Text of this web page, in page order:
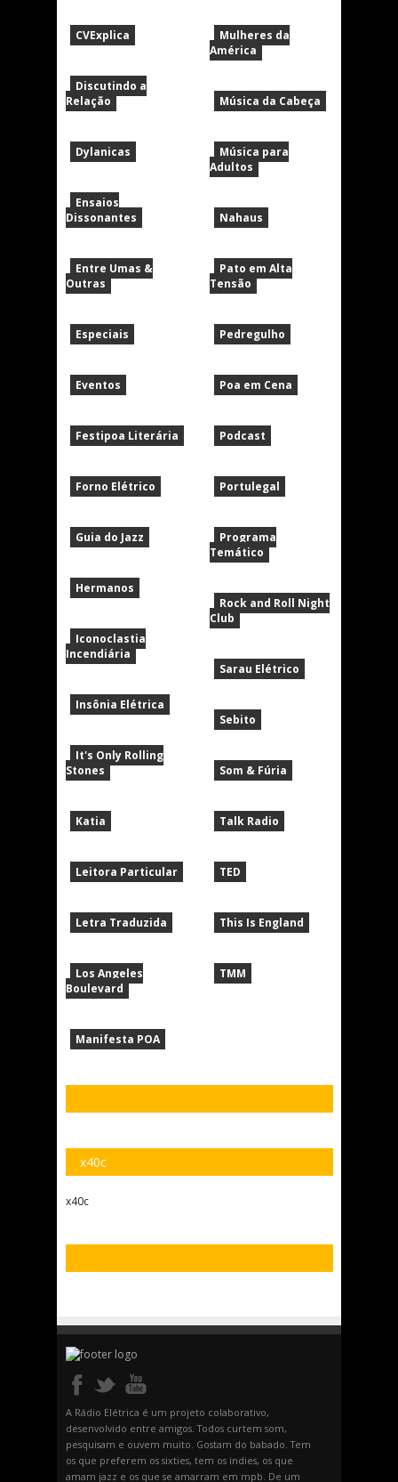
CVExplica
Discutindo a
Relação
Dylanicas
Ensaios
Dissonantes
Entre Umas &
Outras
Especiais
Eventos
Festipoa Literária
Forno Elétrico
Guia do Jazz
Hermanos
Iconoclastia
Incendiária
Insônia Elétrica
It's Only Rolling
Stones
Katia
Leitora Particular
Letra Traduzida
Los Angeles
Boulevard
Manifesta POA
Mulheres da
América
Música da Cabeça
Música para
Adultos
Nahaus
Pato em Alta
Tensão
Pedregulho
Poa em Cena
Podcast
Portulegal
Programa
Temático
Rock and Roll Night
Club
Sarau Elétrico
Sebito
Som & Fúria
Talk Radio
TED
This Is England
TMM
x40c
x40c
A Rádio Elétrica é um projeto colaborativo,
desenvolvido entre amigos. Todos curtem som,
pesquisam e ouvem muito. Gostam do babado. Tem
os que preferem os sixties, tem os indies, os que
amam jazz e os que se amarram em mpb. De um